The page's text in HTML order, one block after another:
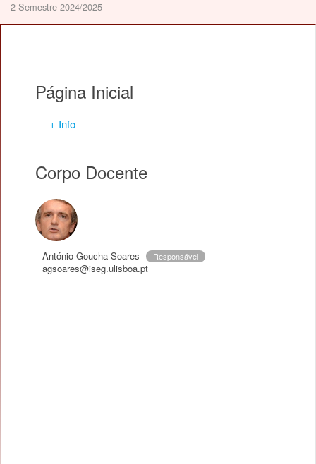
2 Semestre 2024/2025
Página Inicial
+ Info
Corpo Docente
António Goucha Soares Responsável
agsoares@iseg.ulisboa.pt